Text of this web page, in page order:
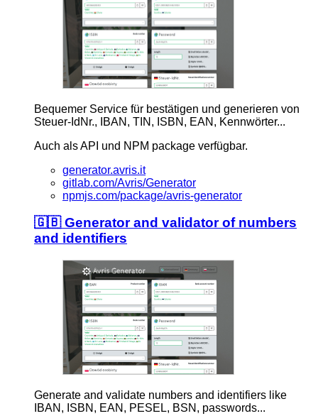
Bequemer Service für bestätigen und generieren von
Steuer-IdNr., IBAN, TIN, ISBN, EAN, Kennwörter...
Auch als API und NPM package verfügbar.
generator.avris.it
gitlab.com/Avris/Generator
npmjs.com/package/avris-generator
🇬🇧 Generator and validator of numbers
and identifiers
Generate and validate numbers and identifiers like
IBAN, ISBN, EAN, PESEL, BSN, passwords...